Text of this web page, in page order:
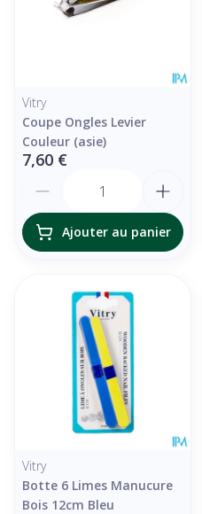
Vitry
Coupe Ongles Levier
Couleur (asie)
7,60 €
Ajouter au panier
Vitry
Botte 6 Limes Manucure
Bois 12cm Bleu